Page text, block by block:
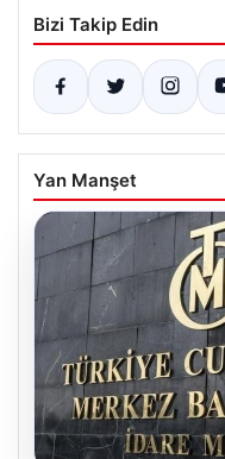
Bizi Takip Edin
Yan Manşet